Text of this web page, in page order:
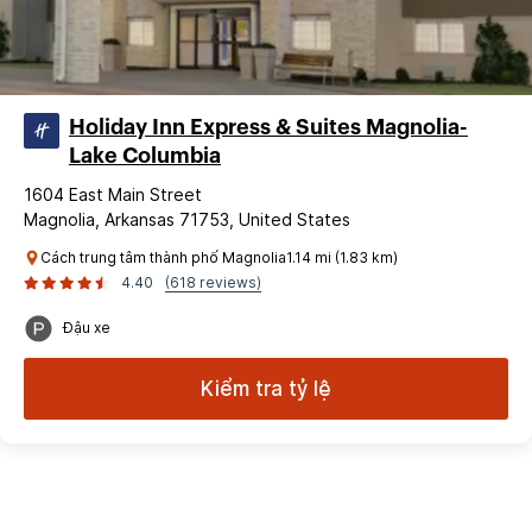
Holiday Inn Express & Suites Magnolia-
Lake Columbia
1604 East Main Street
Magnolia, Arkansas 71753, United States
Cách trung tâm thành phố Magnolia1.14 mi (1.83 km)
4.40
(618 reviews)
Đậu xe
Kiểm tra tỷ lệ